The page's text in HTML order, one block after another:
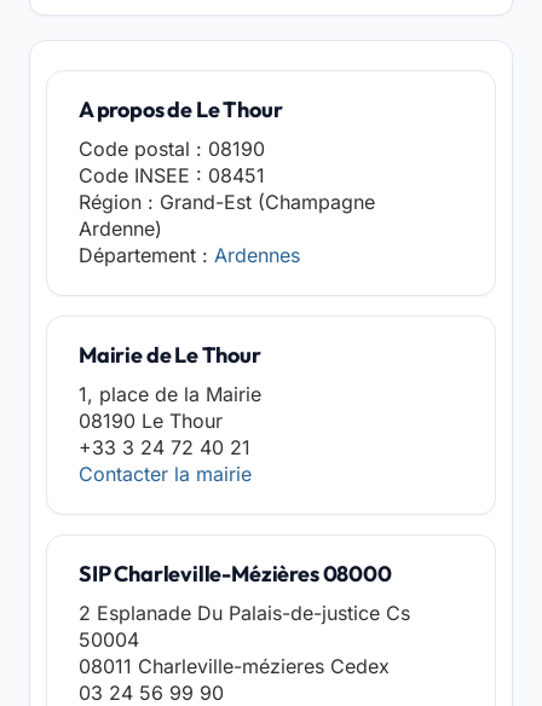
A propos de Le Thour
Code postal : 08190
Code INSEE : 08451
Région : Grand-Est (Champagne
Ardenne)
Département : Ardennes
Mairie de Le Thour
1, place de la Mairie
08190 Le Thour
+33 3 24 72 40 21
Contacter la mairie
SIP Charleville-Mézières 08000
2 Esplanade Du Palais-de-justice Cs
50004
08011 Charleville-mézieres Cedex
03 24 56 99 90